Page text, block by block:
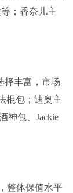
；香奈儿主
择丰富，市场
棍包；迪奥主
神包、Jackie
整体保值水平